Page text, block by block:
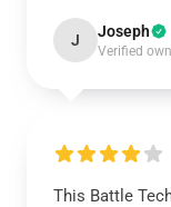
J Joseph
Verified
This Battle